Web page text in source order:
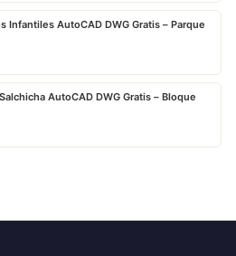
Infantiles AutoCAD DWG Gratis – Parque
AutoCAD DWG Gratis – Bloque